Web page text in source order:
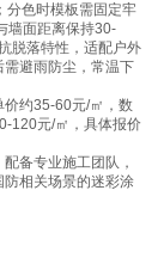
分色时模板需固定牢
墙面距离保持30-
脱落特性，适配户外
避雨防尘，常温下
约35-60元/㎡，数
120元/㎡，具体报价
备专业施工团队，
相关场景的迷彩涂